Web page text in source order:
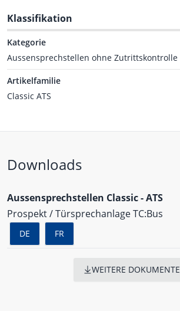
Klassifikation
Kategorie
Aussensprechstellen ohne Zutrittskontrolle
Artikelfamilie
Classic ATS
Downloads
Aussensprechstellen Classic - ATS
Prospekt / Türsprechanlage TC:Bus
DE FR
WEITERE DOKUMENTE